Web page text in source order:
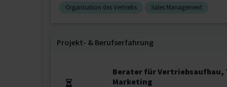
Organisation des Vertriebs
Sales Management
Projekt‐ & Berufserfahrung
Berater für Vertriebsaufbau,
Marketing